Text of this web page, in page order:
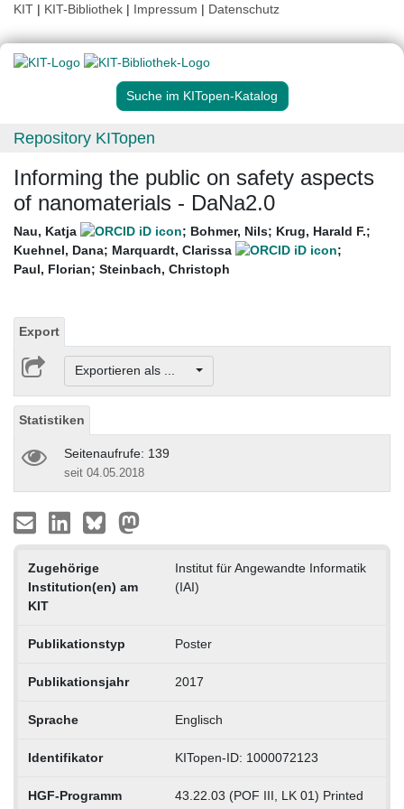
KIT | KIT-Bibliothek | Impressum | Datenschutz
Suche im KITopen-Katalog
Repository KITopen
Informing the public on safety aspects
of nanomaterials - DaNa2.0
Nau, Katja ; Bohmer, Nils; Krug, Harald F.;
Kuehnel, Dana; Marquardt, Clarissa
;
Paul, Florian; Steinbach, Christoph
Export
Exportieren als ...
Statistiken
Seitenaufrufe: 139
seit 04.05.2018
Zugehörige
Institution(en) am
KIT
Institut für Angewandte Informatik
(IAI)
Publikationstyp Poster
Publikationsjahr 2017
Sprache Englisch
Identifikator KITopen-ID: 1000072123
HGF-Programm
43.22.03 (POF III, LK 01) Printed